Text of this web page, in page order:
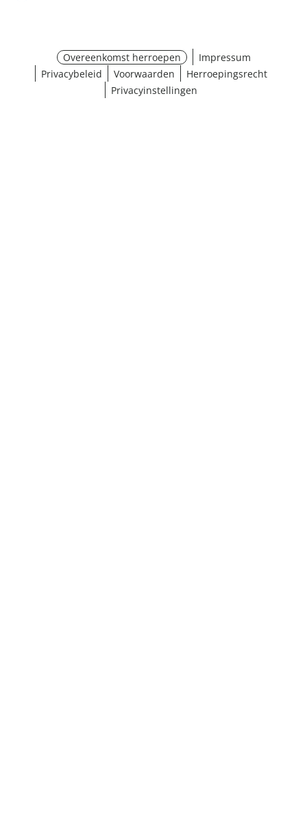
Overeenkomst herroepen
Impressum
Privacybeleid
Voorwaarden
Herroepingsrecht
Privacyinstellingen